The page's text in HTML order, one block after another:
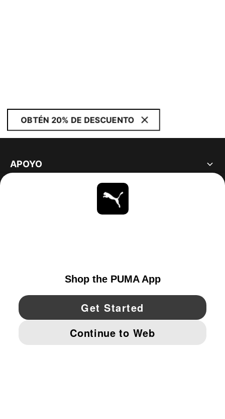
OBTÉN 20% DE DESCUENTO
APOYO
YouTube Twitter Pinterest
IMPRINT AND LEGAL DATA